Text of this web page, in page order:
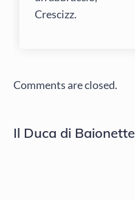
Crescizz.
Comments are closed.
Il Duca di Baionette